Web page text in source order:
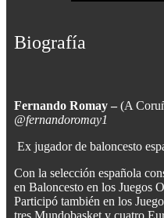
Biografía
Fernando Romay – (A
@fernandoromay1
Ex jugador de baloncesto
Con la selección española
en Baloncesto en los Juegos
Participó también en los
tres Mundobasket y cuatro